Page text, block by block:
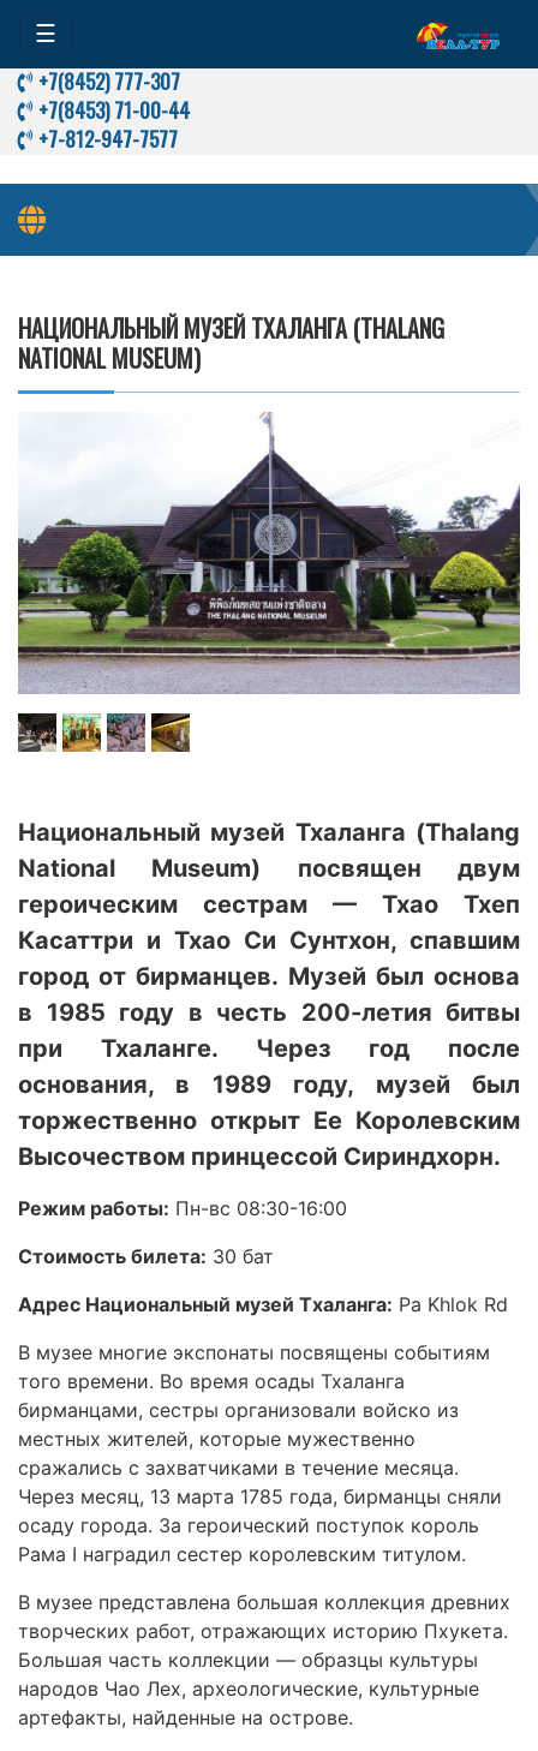
☰
+7(8452) 777-307
+7(8453) 71-00-44
+7-812-947-7577
НАЦИОНАЛЬНЫЙ МУЗЕЙ ТХАЛАНГА (THALANG
NATIONAL MUSEUM)
Национальный музей Тхаланга (Thalang
National Museum) посвящен двум
героическим сестрам — Тхао Тхеп
Касаттри и Тхао Си Сунтхон, спавшим
город от бирманцев. Музей был основа
в 1985 году в честь 200-летия битвы
при Тхаланге. Через год после
основания, в 1989 году, музей был
торжественно открыт Ее Королевским
Высочеством принцессой Сириндхорн.
Режим работы: Пн-вс 08:30-16:00
Стоимость билета: 30 бат
Адрес Национальный музей Тхаланга: Pa Khlok Rd
В музее многие экспонаты посвящены событиям
того времени. Во время осады Тхаланга
бирманцами, сестры организовали войско из
местных жителей, которые мужественно
сражались с захватчиками в течение месяца.
Через месяц, 13 марта 1785 года, бирманцы сняли
осаду города. За героический поступок король
Рама I наградил сестер королевским титулом.
В музее представлена большая коллекция древних
творческих работ, отражающих историю Пхукета.
Большая часть коллекции — образцы культуры
народов Чао Лех, археологические, культурные
артефакты, найденные на острове.